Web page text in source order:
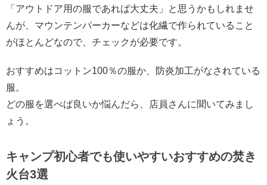
「アウトドア用の服であれば大丈夫」と思うかもしれませ
んが、マウンテンパーカーなどは化繊で作られていること
がほとんどなので、チェックが必要です。
おすすめはコットン100％の服か、防炎加工がなされている
服。
どの服を選べば良いか悩んだら、店員さんに聞いてみまし
ょう。
キャンプ初心者でも使いやすいおすすめの焚き
火台3選